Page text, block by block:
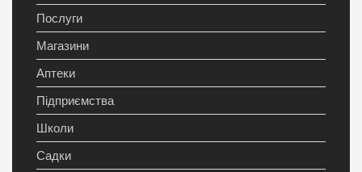
Послуги
Магазини
Аптеки
Підприємства
Школи
Садки